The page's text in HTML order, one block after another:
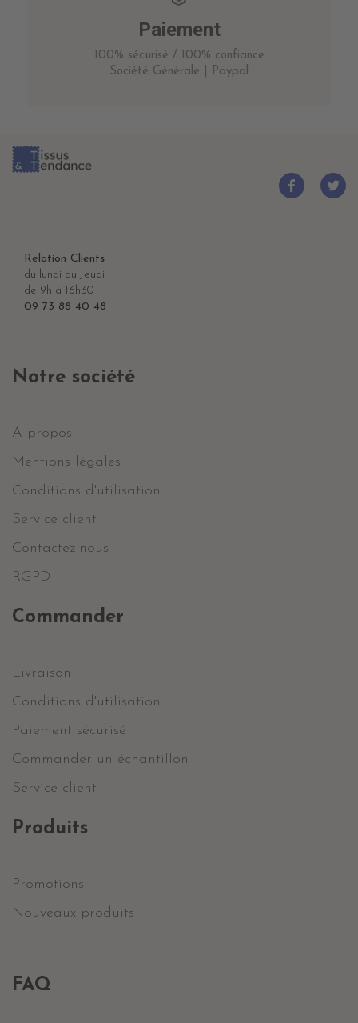
Paiement
100% sécurisé / 100% confiance
Société Générale | Paypal
Relation Clients
du lundi au Jeudi
de 9h à 16h30
09 73 88 40 48
Notre société
A propos
Mentions légales
Conditions d'utilisation
Service client
Contactez-nous
RGPD
Commander
Livraison
Conditions d'utilisation
Paiement sécurisé
Commander un échantillon
Service client
Produits
Promotions
Nouveaux produits
FAQ